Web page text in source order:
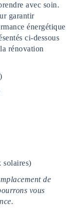
avec soin.
garantir
énergétique
ci-dessous
rénovation
solaires)
de
vous